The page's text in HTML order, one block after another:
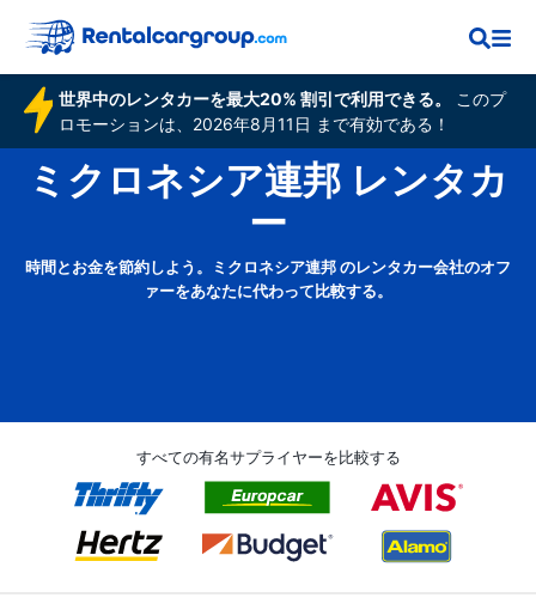
世界中のレンタカーを最大20% 割引で利用できる。
このプ
ロモーションは、2026年8月11日 まで有効である！
ミクロネシア連邦 レンタカ
ー
時間とお金を節約しよう。ミクロネシア連邦 のレンタカー会社のオフ
ァーをあなたに代わって比較する。
すべての有名サプライヤーを比較する